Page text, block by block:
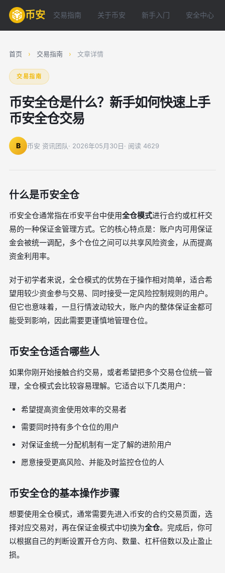
币安 交易指南 关于币安 新手入门 安全中心
首页 › 交易指南 › 文章详情
交易指南
币安全仓是什么？新手如何快速上手
币安全仓交易
B 币安 资讯团队· 2026年05月30日· 阅读 4629
什么是币安全仓
币安全仓通常指在币安平台中使用全仓模式进行合约或杠杆交
易的一种保证金管理方式。它的核心特点是：账户内可用保证
金会被统一调配，多个仓位之间可以共享风险资金，从而提高
资金利用率。
对于初学者来说，全仓模式的优势在于操作相对简单，适合希
望用较少资金参与交易、同时接受一定风险控制规则的用户。
但它也意味着，一旦行情波动较大，账户内的整体保证金都可
能受到影响，因此需要更谨慎地管理仓位。
币安全仓适合哪些人
如果你刚开始接触合约交易，或者希望把多个交易仓位统一管
理，全仓模式会比较容易理解。它适合以下几类用户：
希望提高资金使用效率的交易者
需要同时持有多个仓位的用户
对保证金统一分配机制有一定了解的进阶用户
愿意接受更高风险、并能及时监控仓位的人
币安全仓的基本操作步骤
想要使用全仓模式，通常需要先进入币安的合约交易页面，选
择对应交易对，再在保证金模式中切换为全仓。完成后，你可
以根据自己的判断设置开仓方向、数量、杠杆倍数以及止盈止
损。